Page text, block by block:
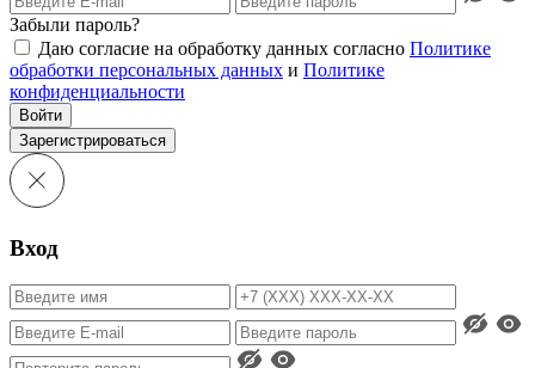
Забыли пароль?
Даю согласие на обработку данных согласно Политике
обработки персональных данных и Политике
конфиденциальности
Войти
Зарегистрироваться
Вход